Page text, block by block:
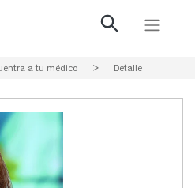
a tu médico > Detalle